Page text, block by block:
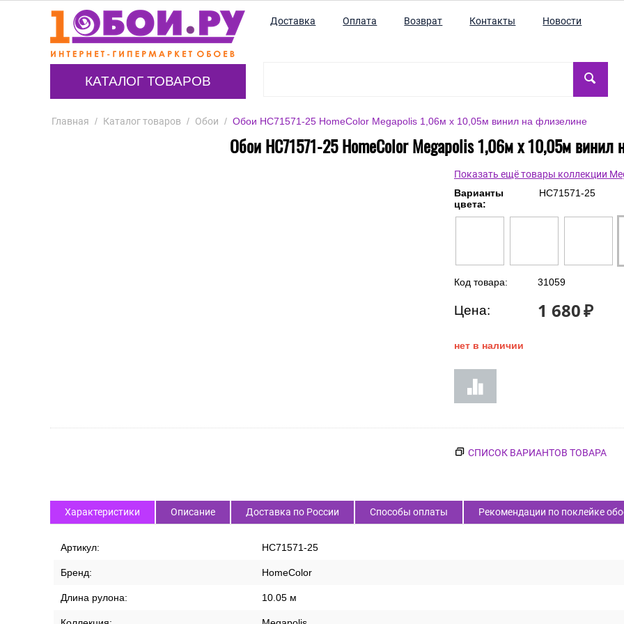
КАТАЛОГ ТОВАРОВ
Доставка Оплата Возврат Контакты Новости
Главная / Каталог товаров / Обои / Обои HC71571-25 HomeColor Megapolis 1,06м х 10,05м винил на флизелине
Обои HC71571-25 HomeColor Megapolis 1,06м х 10,05м винил
Показать ещё товары коллекции
Варианты
цвета:
HC71571-25
Код товара: 31059
Цена: 1 680₽
нет в наличии
СПИСОК ВАРИАНТОВ ТОВАРА
Характеристики Описание Доставка по России Способы оплаты Рекомендации по поклейке
Артикул: HC71571-25
Бренд: HomeColor
Длина рулона: 10.05 м